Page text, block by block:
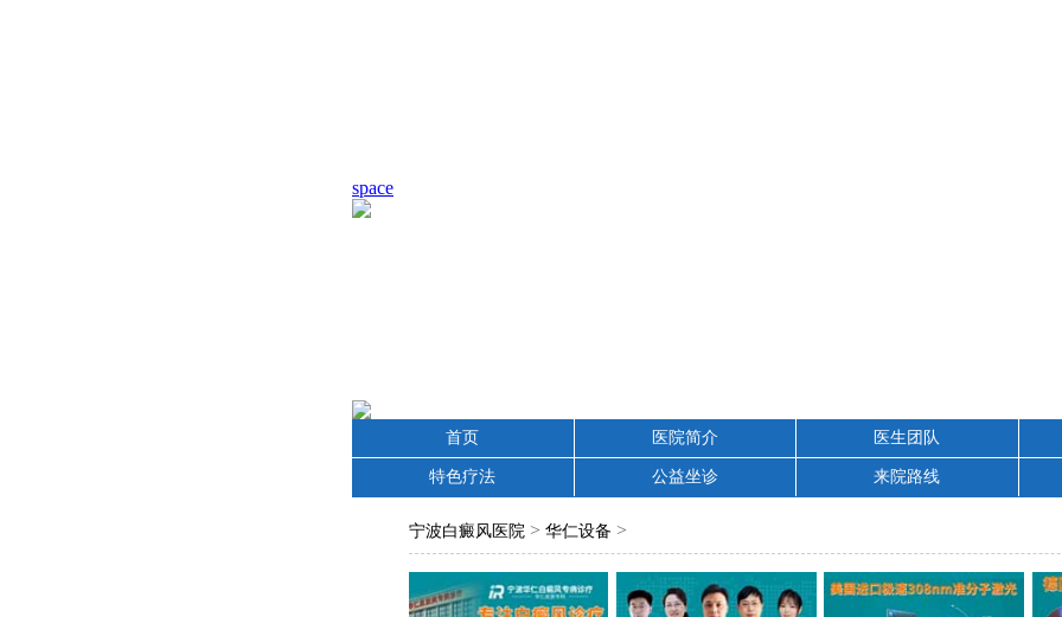
space
首页 医院简介 医生团队
特色疗法 公益坐诊 来院路线
宁波白癜风医院 > 华仁设备 >